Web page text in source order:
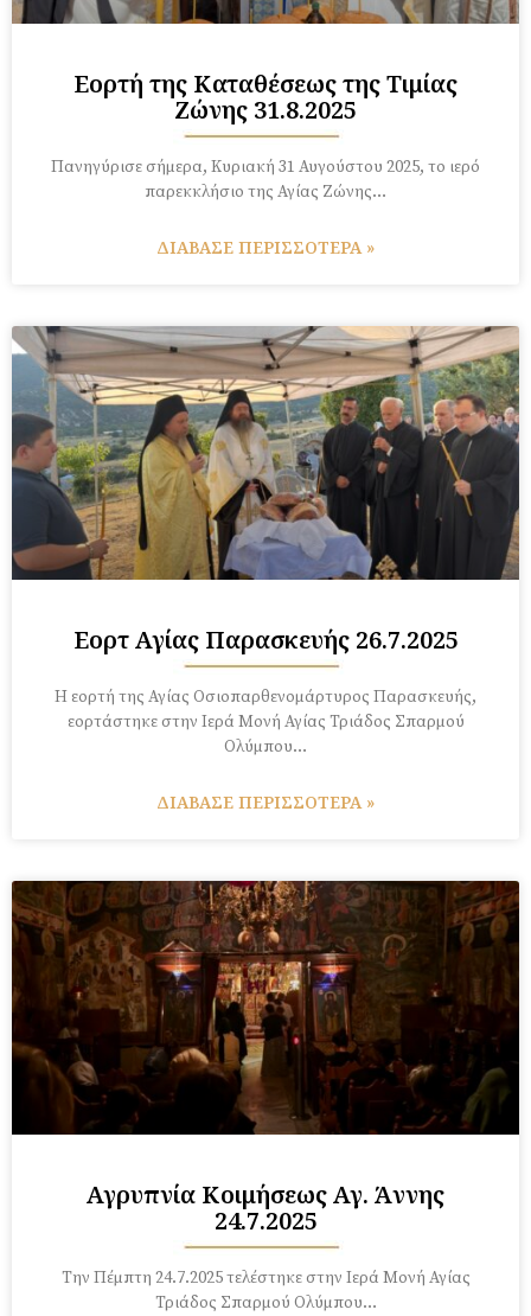
Εορτή της Καταθέσεως της Τιμίας
Ζώνης 31.8.2025
Πανηγύρισε σήμερα, Κυριακή 31 Αυγούστου 2025, το ιερό
παρεκκλήσιο της Αγίας Ζώνης…
ΔΙΑΒΑΣΕ ΠΕΡΙΣΣΟΤΕΡΑ »
Εορτἠ Αγίας Παρασκευής 26.7.2025
Η εορτή της Αγίας Οσιοπαρθενομάρτυρος Παρασκευής,
εορτάστηκε στην Ιερά Μονή Αγίας Τριάδος Σπαρμού
Ολύμπου…
ΔΙΑΒΑΣΕ ΠΕΡΙΣΣΟΤΕΡΑ »
Αγρυπνία Κοιμήσεως Αγ. Άννης
24.7.2025
Την Πέμπτη 24.7.2025 τελέστηκε στην Ιερά Μονή Αγίας
Τριάδος Σπαρμού Ολύμπου…